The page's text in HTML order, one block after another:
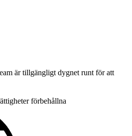
är tillgängligt dygnet runt för att
förbehållna